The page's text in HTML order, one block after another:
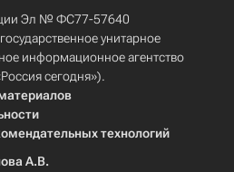
Эл № ФС77-57640
унитарное
информационное агентство
сегодня»).
технологий
А.В.